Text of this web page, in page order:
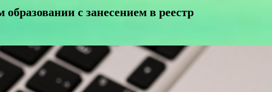
с занесением в реестр